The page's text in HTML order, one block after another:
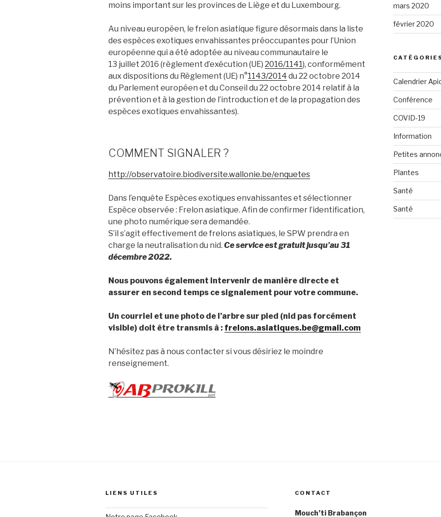
moins important sur les provinces de Liège et du Luxembourg.
Au niveau européen, le frelon asiatique figure désormais dans la liste
des espèces exotiques envahissantes préoccupantes pour l’Union
européenne qui a été adoptée au niveau communautaire le
13 juillet 2016 (règlement d’exécution (UE) 2016/1141), conformément
aux dispositions du Règlement (UE) n°1143/2014 du 22 octobre 2014
du Parlement européen et du Conseil du 22 octobre 2014 relatif à la
prévention et à la gestion de l’introduction et de la propagation des
espèces exotiques envahissantes).
COMMENT SIGNALER ?
http://observatoire.biodiversite.wallonie.be/enquetes
Dans l’enquête Espèces exotiques envahissantes et sélectionner
Espèce observée : Frelon asiatique. Afin de confirmer l’identification,
une photo numérique sera demandée.
S’il s’agit effectivement de frelons asiatiques, le SPW prendra en
charge la neutralisation du nid. Ce service est gratuit jusqu’au 31
décembre 2022.
Nous pouvons également intervenir de manière directe et
assurer en second temps ce signalement pour votre commune.
Un courriel et une photo de l’arbre sur pied (nid pas forcément
visible) doit être transmis à : frelons.asiatiques.be@gmail.com
N’hésitez pas à nous contacter si vous désiriez le moindre
renseignement.
mars 2020
février 2020
Calendrier
Conférence
COVID-19
Information
Petites
Plantes
Santé
Santé
LIENS UTILES CONTACT
Mouch’ti Brabançon